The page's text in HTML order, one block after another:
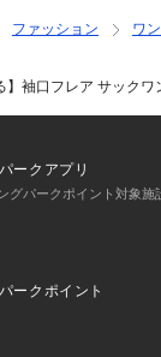
ファッション
ワ
】袖口フレア サックワ
ークアプリ
グパークポイント対象施
ークポイント